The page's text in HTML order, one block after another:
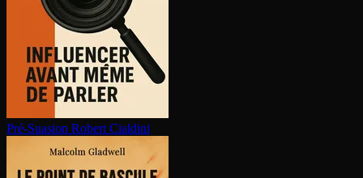
Pré-Suasion Robert Cialdini